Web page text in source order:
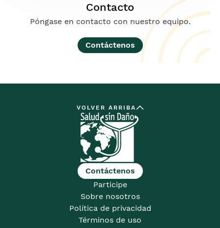
Contacto
Póngase en contacto con nuestro equipo.
Contáctenos
VOLVER ARRIBA
Contáctenos
Participe
Sobre nosotros
Política de privacidad
Términos de uso